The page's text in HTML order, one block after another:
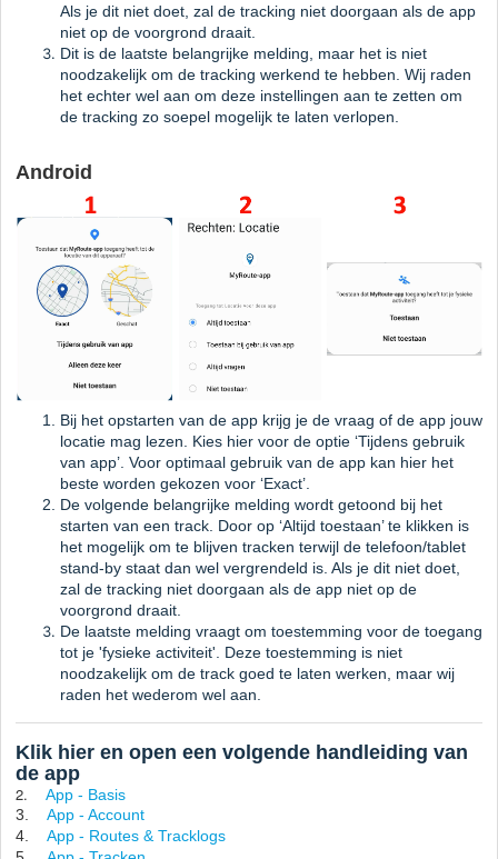
Als je dit niet doet, zal de tracking niet doorgaan als de app
niet op de voorgrond draait.
Dit is de laatste belangrijke melding, maar het is niet
noodzakelijk om de tracking werkend te hebben. Wij raden
het echter wel aan om deze instellingen aan te zetten om
de tracking zo soepel mogelijk te laten verlopen.
Android
Bij het opstarten van de app krijg je de vraag of de app jouw
locatie mag lezen. Kies hier voor de optie ‘Tijdens gebruik
van app’. Voor optimaal gebruik van de app kan hier het
beste worden gekozen voor ‘Exact’.
De volgende belangrijke melding wordt getoond bij het
starten van een track. Door op ‘Altijd toestaan’ te klikken is
het mogelijk om te blijven tracken terwijl de telefoon/tablet
stand-by staat dan wel vergrendeld is. Als je dit niet doet,
zal de tracking niet doorgaan als de app niet op de
voorgrond draait.
De laatste melding vraagt om toestemming voor de toegang
tot je 'fysieke activiteit'. Deze toestemming is niet
noodzakelijk om de track goed te laten werken, maar wij
raden het wederom wel aan.
Klik hier en open een volgende handleiding van
de app
2. App - Basis
3. App - Account
4. App - Routes & Tracklogs